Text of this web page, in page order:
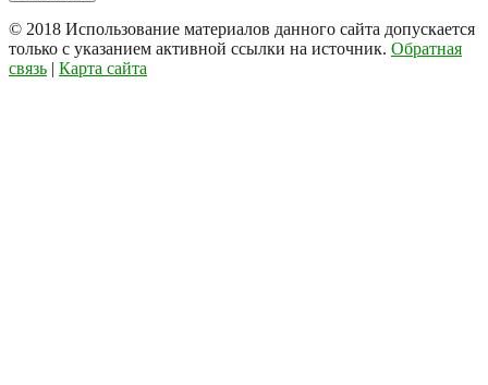
© 2018 Использование материалов данного сайта допускается
только с указанием активной ссылки на источник. Обратная
связь | Карта сайта